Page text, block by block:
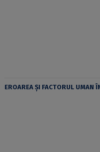
EROAREA ȘI FACTORUL UMAN